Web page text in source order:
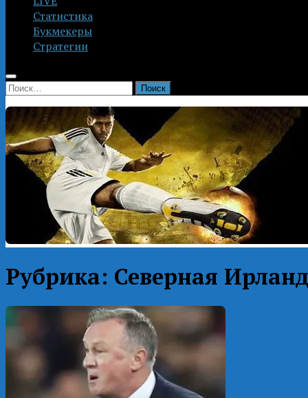
Статистика
Букмекеры
Стратегии
Найти:
Рубрика: Северная